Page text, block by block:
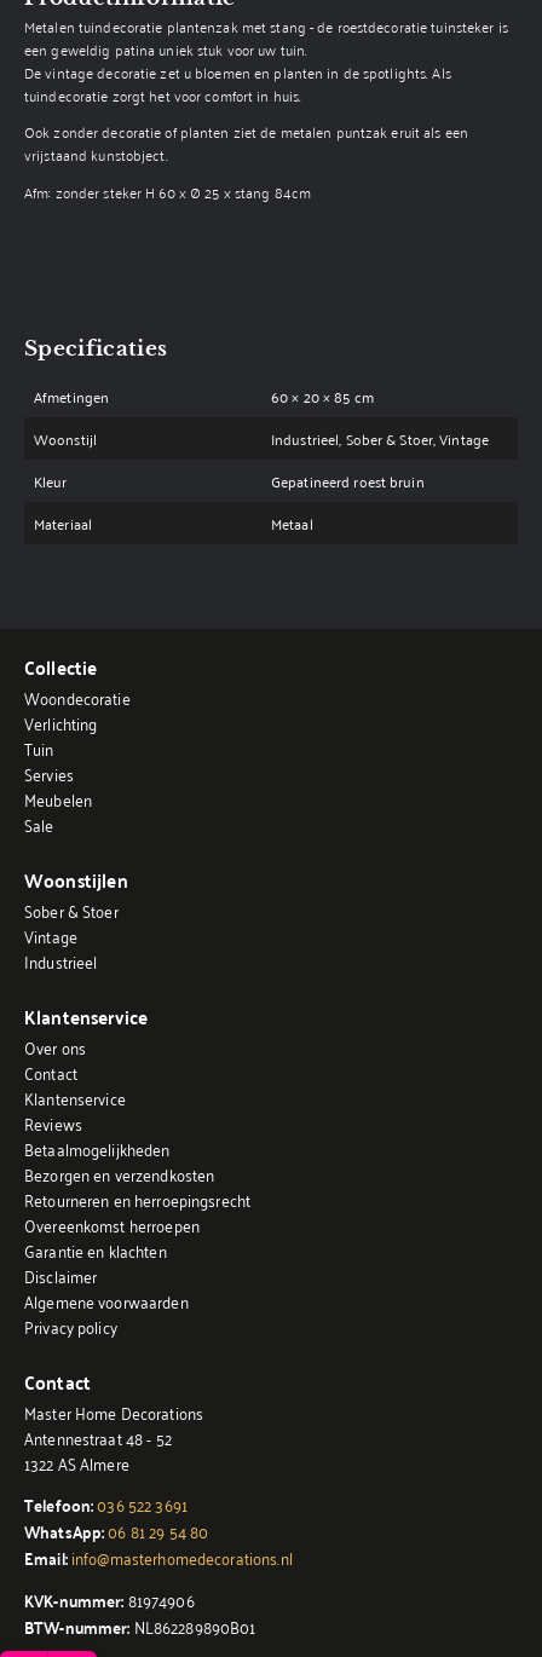
Metalen tuindecoratie plantenzak met stang - de roestdecoratie tuinsteker is
een geweldig patina uniek stuk voor uw tuin.
De vintage decoratie zet u bloemen en planten in de spotlights. Als
tuindecoratie zorgt het voor comfort in huis.
Ook zonder decoratie of planten ziet de metalen puntzak eruit als een
vrijstaand kunstobject.
Afm: zonder steker H 60 x Ø 25 x stang 84cm
Specificaties
Afmetingen
60 × 20 × 85 cm
Woonstijl
Industrieel, Sober & Stoer, Vintage
Kleur
Gepatineerd roest bruin
Materiaal
Metaal
Collectie
Woondecoratie
Verlichting
Tuin
Servies
Meubelen
Sale
Woonstijlen
Sober & Stoer
Vintage
Industrieel
Klantenservice
Over ons
Contact
Klantenservice
Reviews
Betaalmogelijkheden
Bezorgen en verzendkosten
Retourneren en herroepingsrecht
Overeenkomst herroepen
Garantie en klachten
Disclaimer
Algemene voorwaarden
Privacy policy
Contact
Master Home Decorations
Antennestraat 48 - 52
1322 AS Almere
Telefoon:036 522 3691
WhatsApp:06 81 29 54 80
Email:info@masterhomedecorations.nl
KVK-nummer:81974906
BTW-nummer: NL862289890B01